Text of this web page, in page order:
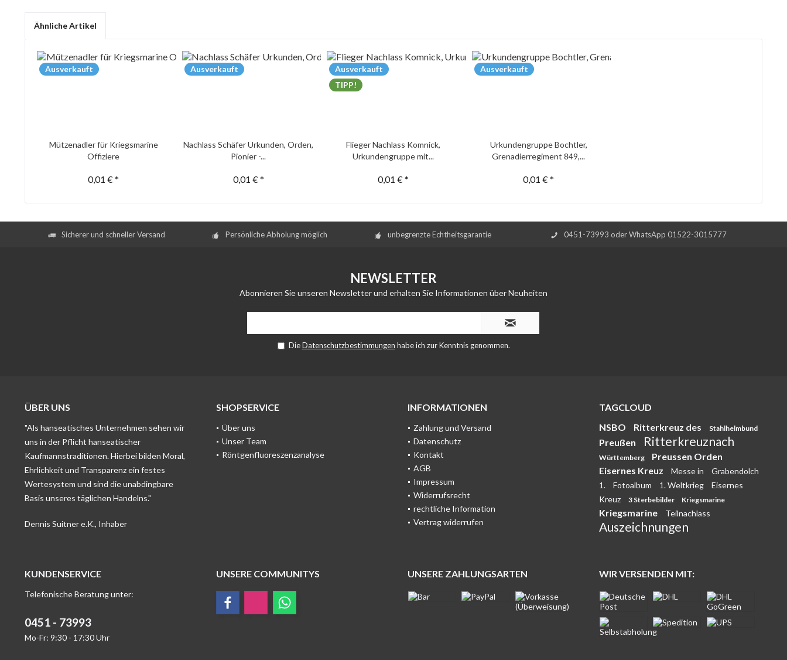
Ähnliche Artikel
Ausverkauft
Mützenadler für Kriegsmarine
Offiziere
0,01 € *
Ausverkauft
Nachlass Schäfer Urkunden, Orden,
Pionier -...
0,01 € *
Ausverkauft
TIPP!
Flieger Nachlass Komnick,
Urkundengruppe mit...
0,01 € *
Ausverkauft
Urkundengruppe Bochtler,
Grenadierregiment 849,...
0,01 € *
Sicherer und schneller Versand Persönliche Abholung möglich unbegrenzte Echtheitsgarantie 0451-73993 oder WhatsApp 01522-3015777
NEWSLETTER
Abonnieren Sie unseren Newsletter und erhalten Sie Informationen über Neuheiten
DieDatenschutzbestimmungen habe ich zur Kenntnis genommen.
ÜBER UNS
"Als hanseatisches Unternehmen sehen wir
uns in der Pflicht hanseatischer
Kaufmannstraditionen. Hierbei bilden Moral,
Ehrlichkeit und Transparenz ein festes
Wertesystem und sind die unabdingbare
Basis unseres täglichen Handelns."
Dennis Suitner e.K., Inhaber
SHOPSERVICE
Über uns
Unser Team
Röntgenfluoreszenzanalyse
INFORMATIONEN
Zahlung und Versand
Datenschutz
Kontakt
AGB
Impressum
Widerrufsrecht
rechtliche Information
Vertrag widerrufen
TAGCLOUD
NSBO
Ritterkreuz des Stahlhelmbund
Preußen Ritterkreuznach
Württemberg
Preussen Orden
Eisernes Kreuz
Messe in
Grabendolch
1.
Fotoalbum 1. Weltkrieg
Eisernes
Kreuz
3 Sterbebilder Kriegsmarine
Kriegsmarine Teilnachlass
Auszeichnungen
KUNDENSERVICE
Telefonische Beratung unter:
0451 - 73993
Mo-Fr: 9:30 - 17:30 Uhr
UNSERE COMMUNITYS UNSERE ZAHLUNGSARTEN WIR VERSENDEN MIT: